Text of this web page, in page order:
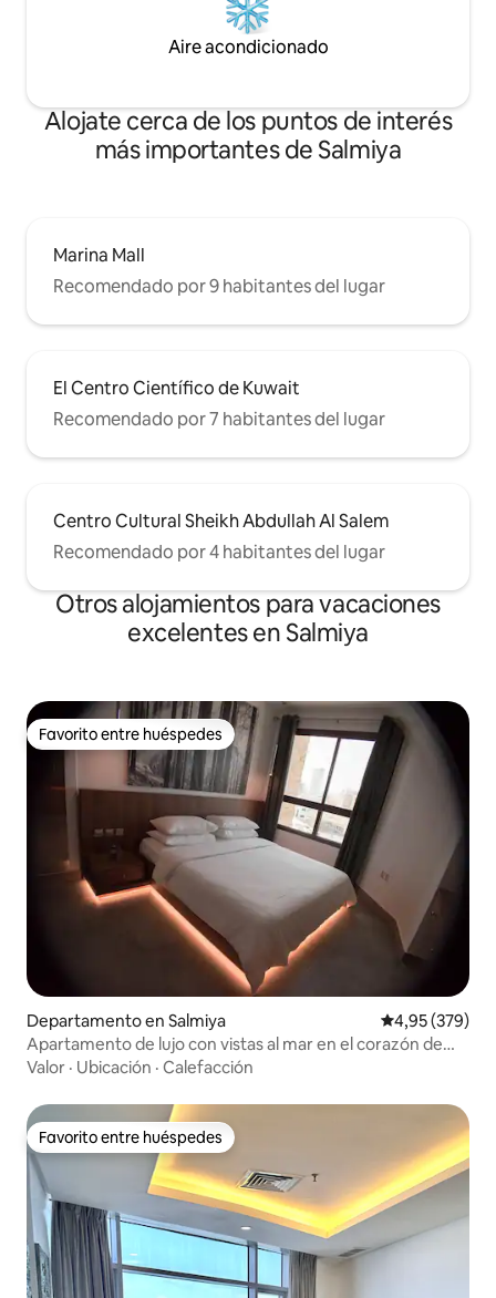
Aire acondicionado
Alojate cerca de los puntos de interés
más importantes de Salmiya
Marina Mall
Recomendado por 9 habitantes del lugar
El Centro Científico de Kuwait
Recomendado por 7 habitantes del lugar
Centro Cultural Sheikh Abdullah Al Salem
Recomendado por 4 habitantes del lugar
Otros alojamientos para vacaciones
excelentes en Salmiya
Favorito entre huéspedes
Favorito entre huéspedes
Departamento en Salmiya Calificación
4,95 (379)
Apartamento de lujo con vistas al mar en el corazón de
Salmiya
Valor · Ubicación · Calefacción
Favorito entre huéspedes
Favorito entre huéspedes